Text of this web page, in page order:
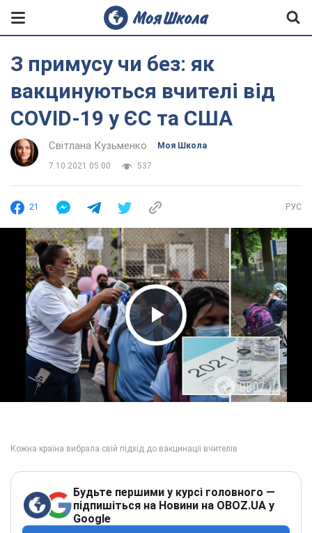
З примусу чи без: як
вакцинуються вчителі від
COVID-19 у ЄС та США
Світлана Кузьменко Моя Школа
7.10.2021 05:00 537
21 РУС
Play Video
Будьте першими у курсі головного —
підпишіться на Новини на OBOZ.UA у
Google